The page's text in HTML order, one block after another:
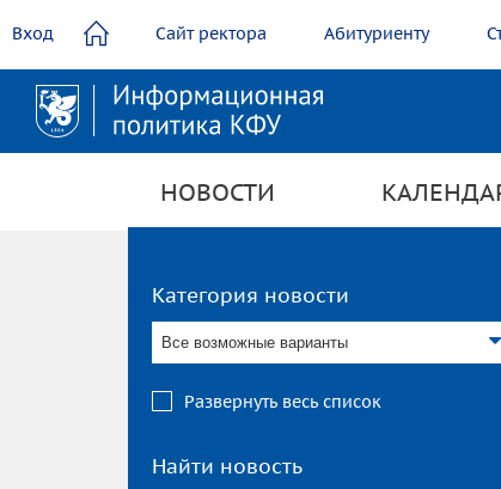
содержанию
Вход Сайт ректора Абитуриенту
НОВОСТИ
Категория новости
Все возможные варианты
Развернуть весь список
Найти новость